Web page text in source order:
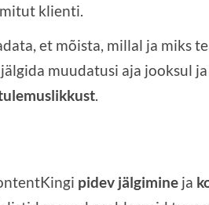
klienti.
et mõista, millal ja miks
muudatusi aja jooksul
pidev jälgimine ja